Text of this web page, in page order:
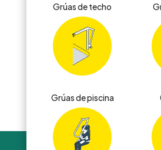
Grúas de techo
Grúas de piscina